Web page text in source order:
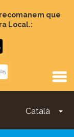
que
Local.:
Català